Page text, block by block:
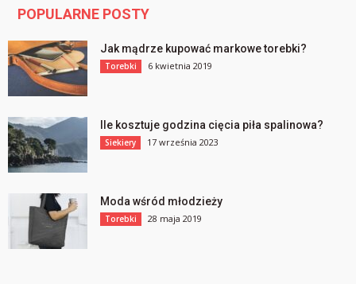
POPULARNE POSTY
Jak mądrze kupować markowe torebki?
Torebki 6 kwietnia 2019
Ile kosztuje godzina cięcia piła spalinowa?
Siekiery 17 września 2023
Moda wśród młodzieży
Torebki 28 maja 2019